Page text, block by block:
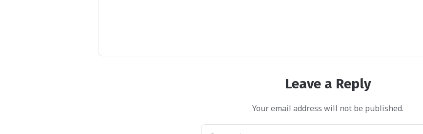
Leave a Reply
Your email address will not be published.